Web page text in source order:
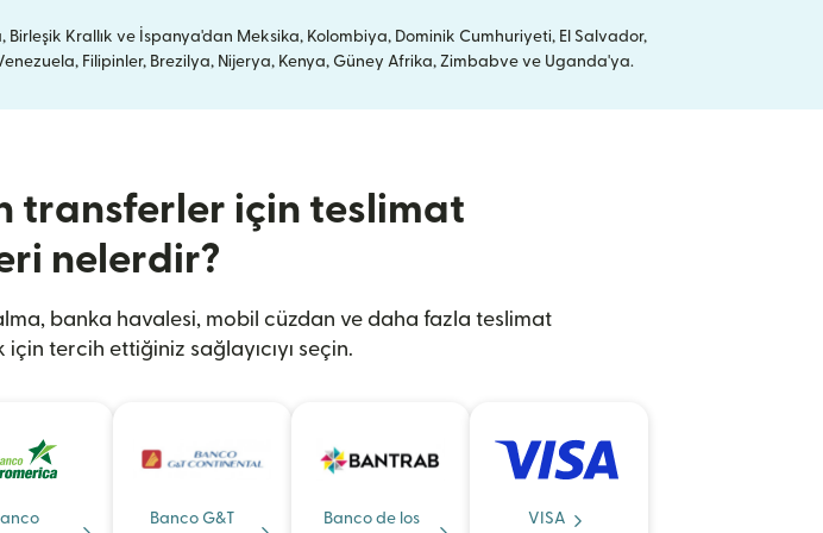
Krallık ve İspanya'dan Meksika, Kolombiya, Dominik Cumhuriyeti, El Salvador,
Filipinler, Brezilya, Nijerya, Kenya, Güney Afrika, Zimbabve ve Uganda'ya.
transferler için teslimat
nelerdir?
banka havalesi, mobil cüzdan ve daha fazla teslimat
tercih ettiğiniz sağlayıcıyı seçin.
Banco G&T
Banco de los
VISA